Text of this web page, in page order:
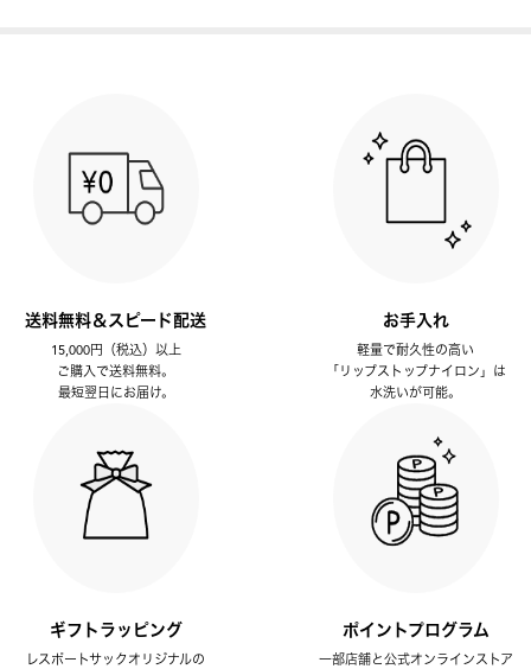
送料無料＆スピード配送
15,000円（税込）以上
ご購入で送料無料。
最短翌日にお届け。
お手入れ
軽量で耐久性の高い
「リップストップナイロン」は
水洗いが可能。
ギフトラッピング
レスポートサックオリジナルの
ポイントプログラム
一部店舗と公式オンラインストア